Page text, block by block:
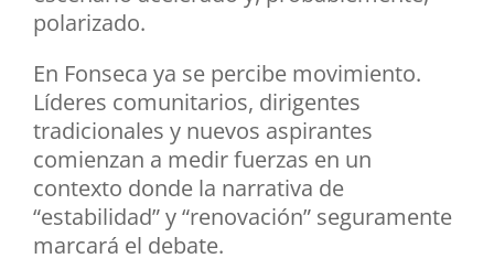
polarizado.
En Fonseca ya se percibe movimiento.
Líderes comunitarios, dirigentes
tradicionales y nuevos aspirantes
comienzan a medir fuerzas en un
contexto donde la narrativa de
“estabilidad” y “renovación” seguramente
marcará el debate.